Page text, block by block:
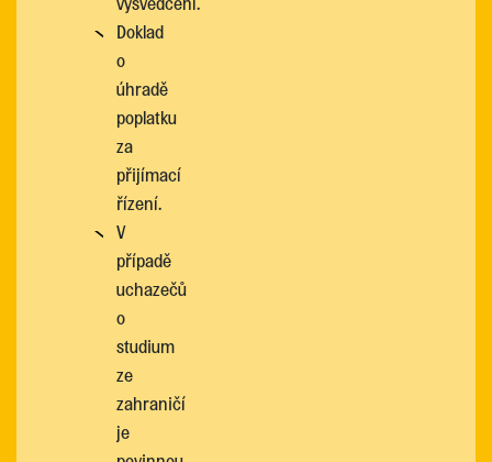
Doklad
o
úhradě
poplatku
za
přijímací
řízení.
V
případě
uchazečů
o
studium
ze
zahraničí
je